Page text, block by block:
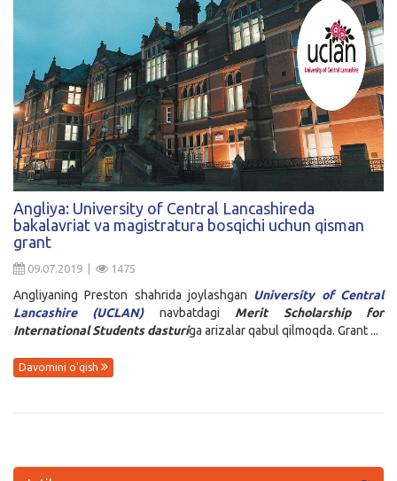
Angliya: University of Central Lancashireda
bakalavriat va magistratura bosqichi uchun qisman
grant
09.07.2019 | 1475
Angliyaning Preston shahrida joylashgan University of Central
Lancashire (UCLAN)
navbatdagi Merit Scholarship for
International Students dasturiga arizalar qabul qilmoqda. Grant ...
Davomini o'qish